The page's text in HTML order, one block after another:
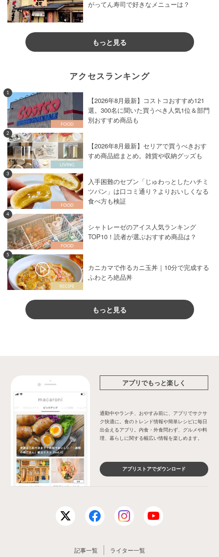
がってん寿司で好きなメニューは？
もっと見る
アクセスランキング
1
【2026年8月最新】コストコおすすめ121
選。300名に聞いた買うべき人気1位＆部門
別おすすめ商品も
2
【2026年8月最新】セリアで買うべきおす
すめ商品総まとめ。雑貨や収納グッズも
3
入手困難のセブン「じゅわっとしたハチミ
ツパン」は口コミ通り？よりおいしくなる
食べ方も検証
4
シャトレーゼのアイス人気ランキング
TOP10！読者が選ぶおすすめ商品は？
5
カニカマで作るカニ玉丼｜10分で完成する
ふわとろ絶品丼
もっと見る
アプリでもっと楽しく
通勤中やランチ、おやすみ前に、アプリでサクサ
ク快適に。食のトレンド情報や簡単レシピに毎日
出会えるアプリ。内食・外食問わず、グルメや料
理、暮らしに関する幅広い情報を楽しめます。
アプリストアでダウンロード
記事一覧 ライター一覧